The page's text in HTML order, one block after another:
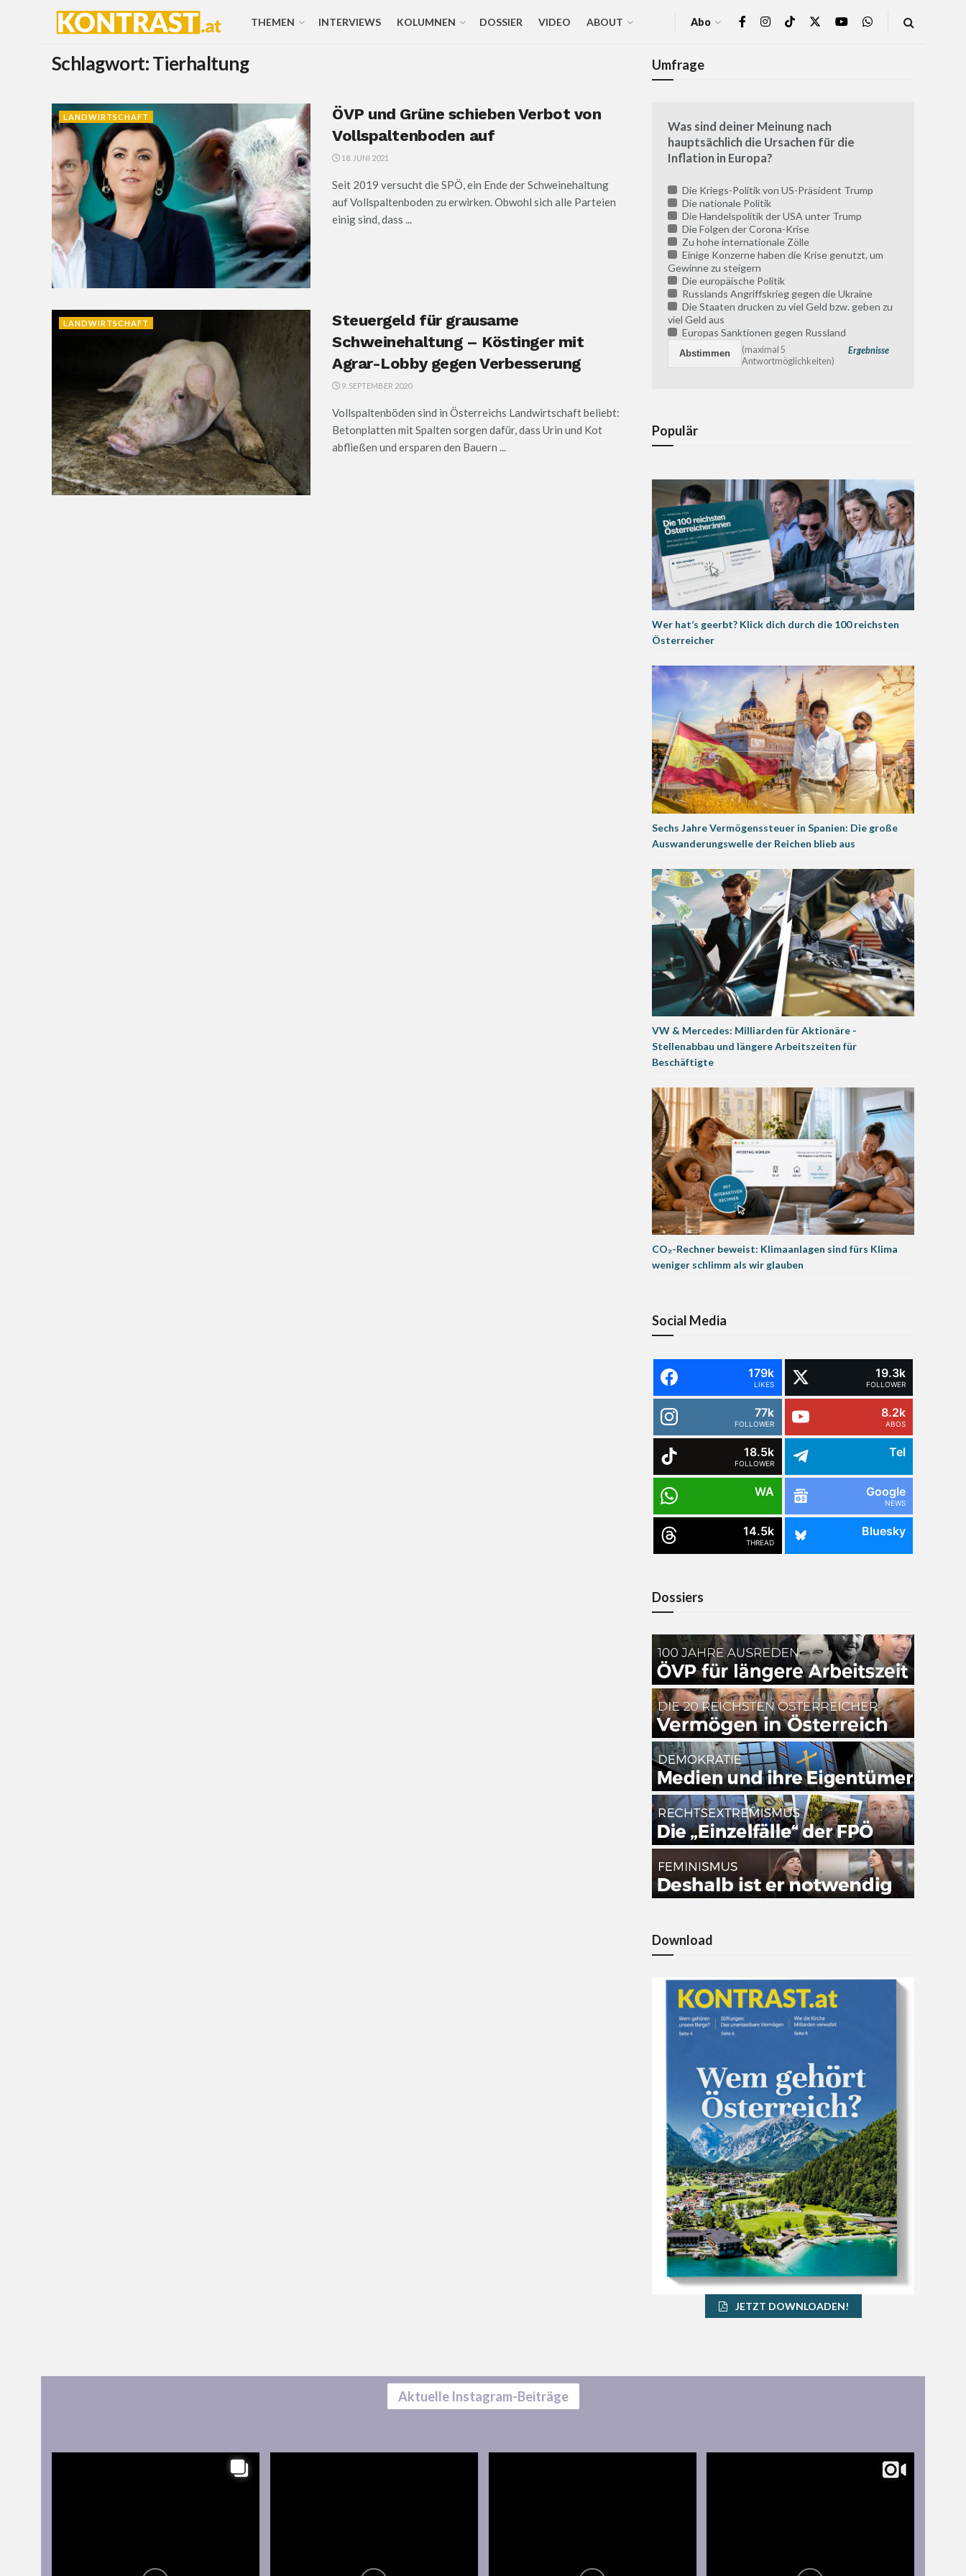
THEMEN INTERVIEWS KOLUMNEN DOSSIER VIDEO ABOUT Abo
Schlagwort:Tierhaltung
LANDWIRTSCHAFT
ÖVP und Grüne schieben Verbot von
Vollspaltenboden auf
18. JUNI 2021
Seit 2019 versucht die SPÖ, ein Ende der Schweinehaltung
auf Vollspaltenboden zu erwirken. Obwohl sich alle Parteien
einig sind, dass ...
LANDWIRTSCHAFT
Steuergeld für grausame
Schweinehaltung – Köstinger mit
Agrar-Lobby gegen Verbesserung
9. SEPTEMBER 2020
Vollspaltenböden sind in Österreichs Landwirtschaft beliebt:
Betonplatten mit Spalten sorgen dafür, dass Urin und Kot
abfließen und ersparen den Bauern ...
Umfrage
Was sind deiner Meinung nach
hauptsächlich die Ursachen für die
Inflation in Europa?
Die Kriegs-Politik von US-Präsident Trump
Die nationale Politik
Die Handelspolitik der USA unter Trump
Die Folgen der Corona-Krise
Zu hohe internationale Zölle
Einige Konzerne haben die Krise genutzt, um
Gewinne zu steigern
Die europäische Politik
Russlands Angriffskrieg gegen die Ukraine
Die Staaten drucken zu viel Geld bzw. geben zu
viel Geld aus
Europas Sanktionen gegen Russland
Ergebnisse
(maximal 5
Antwortmöglichkeiten)
Populär
Wer hat’s geerbt? Klick dich durch die 100 reichsten
Österreicher
Sechs Jahre Vermögenssteuer in Spanien: Die große
Auswanderungswelle der Reichen blieb aus
VW & Mercedes: Milliarden für Aktionäre -
Stellenabbau und längere Arbeitszeiten für
Beschäftigte
CO₂-Rechner beweist: Klimaanlagen sind fürs Klima
weniger schlimm als wir glauben
Social Media
179k
LIKES
19.3k
FOLLOWER
77k
FOLLOWER
8.2k
ABOS
18.5k
FOLLOWER
Tel
WA Google
NEWS
14.5k
THREAD
Bluesky
Dossiers
Download
JETZT DOWNLOADEN!
Aktuelle Instagram-Beiträge